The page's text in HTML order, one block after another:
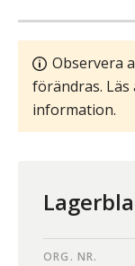
Observera
förändras.
information.
ORG. NR.